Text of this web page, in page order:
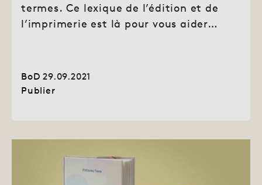
termes. Ce lexique de l’édition et de
l’imprimerie est là pour vous aider…
BoD 29.09.2021
Publier